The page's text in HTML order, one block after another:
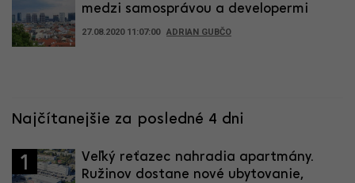
medzi samosprávou a developermi
27.08.2020 11:07:00 ADRIAN GUBČO
Najčítanejšie za posledné 4 dni
1
Veľký reťazec nahradia apartmány.
Ružinov dostane nové ubytovanie,